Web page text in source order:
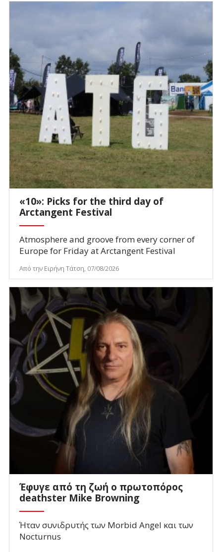
«10»: Picks for the third day of
Arctangent Festival
Atmosphere and groove from every corner of
Europe for Friday at Arctangent Festival
Από την Ειρήνη Τάτση, 07/08/2026
Έφυγε από τη ζωή ο πρωτοπόρος
deathster Mike Browning
Ήταν συνιδρυτής των Morbid Angel και των
Nocturnus